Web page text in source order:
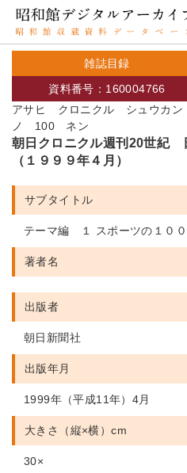
雑誌目録
アサヒ クロニクル シュウカ
ノ 100 ネン
資料番号：160004766
朝日クロニクル週刊20世紀
（１９９９年４月）
サブタイトル
テーマ編 １ スポーツの１０
著者名
出版者
朝日新聞社
出版年月
1999年（平成11年）4月
大きさ（縦×横）cm
30×